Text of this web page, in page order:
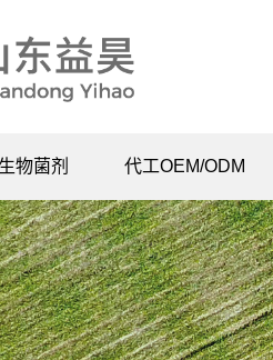
物菌剂
生物菌剂
养殖菌剂
益生菌
刺激素
代工OEM/ODM